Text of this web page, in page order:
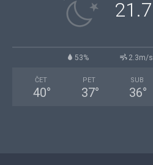
21.7
53% 2.3m/s
ČET
40°
PET
37°
SUB
36°